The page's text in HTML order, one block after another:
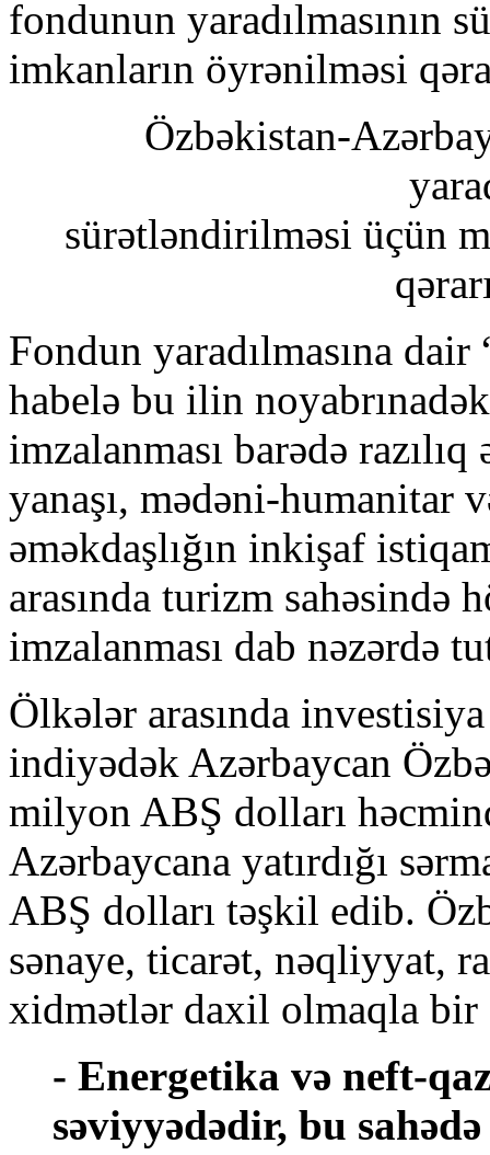
fondunun yaradılmasının
imkanların öyrənilməsi
Özbəkistan-
sürətləndirilməsi üçün
Fondun yaradılmasına
habelə bu ilin
imzalanması barədə
yanaşı, mədəni-humanitar
əməkdaşlığın inkişaf
arasında turizm sahəsində
imzalanması dab nəzərdə
Ölkələr arasında
indiyədək Azərbaycan
milyon ABŞ dolları
Azərbaycana yatırdığı
ABŞ dolları təşkil edib.
sənaye, ticarət, nəqliyyat,
xidmətlər daxil olmaqla bir
- Energetika və neft-
səviyyədədir, bu